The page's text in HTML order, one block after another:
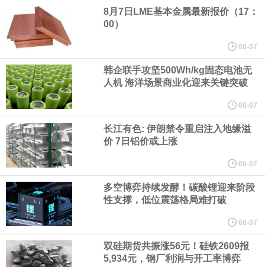
用人形机器人、四足机器人等产品。
美国总统特朗普6日否认他对国防部长赫格塞思不满，称对赫格塞思
所做的工作“非常满意”。特朗普在社交媒体上发帖称，一些媒体有关
他与赫格塞思就弹药短缺问题发生冲突的报道是“完全没有根据的谣
言”，他对赫格塞思所做的工作“非常满意”。
纽约期银突破64美元/盎司，日内涨3.91%。
据报道，威刚近日在法说会上表示，在需求增加、价格走高及货源
稳定的三大有利因素带动下，预期第3季度营运将优于第2季度，并
进一步扩大全年营运成果。
8月7日LME基本金属最新报价（17：
00）
08-07
韩企联手攻坚500Wh/kg固态电池无
人机 海洋场景商业化迎来关键突破
08-07
长江有色: 伊朗禁令重启注入地缘溢
价 7日铝价或上涨
08-07
多空博弈持续发酵！碳酸锂迎来阶段
性支撑，低位震荡格局难打破
08-07
双硅期货共振涨56元！硅铁2609报
5,934元，钢厂利润与开工率博弈